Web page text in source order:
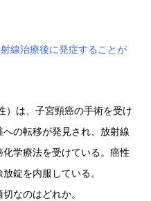
治療後に発症することが
は、子宮頸癌の手術を受け
の転移が発見され、放射線
学療法を受けている。癌性
錠を内服している。
なのはどれか。